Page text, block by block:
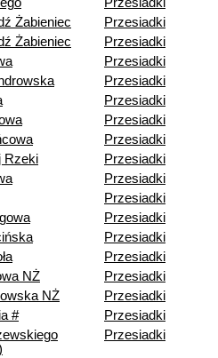
Żabieniec
Przesiadki
Żabieniec
Przesiadki
Przesiadki
Przesiadki
Przesiadki
Przesiadki
Przesiadki
Rzeki
Przesiadki
Przesiadki
Przesiadki
Przesiadki
Przesiadki
Przesiadki
NŻ
Przesiadki
NŻ
Przesiadki
#
Przesiadki
Przesiadki